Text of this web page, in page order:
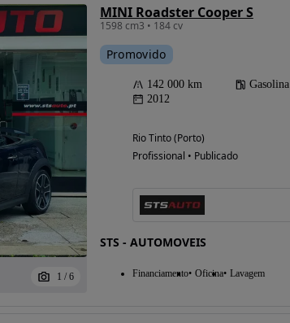
Possibilidade de
financiamento
1 / 6
MINI Roadster Cooper S
1598 cm3 • 184 cv
Promovido
142 000 km Gasolina
2012
Rio Tinto (Porto)
Profissional • Publicado
STS - AUTOMOVEIS
Financiamento Oficina Lavagem